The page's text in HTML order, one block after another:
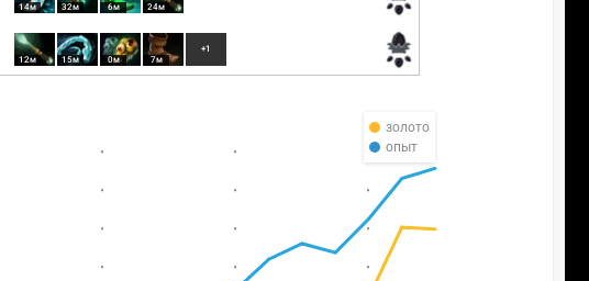
14м 32м 6м 24м
12м 15м 0м 7м
+1
золото
опыт